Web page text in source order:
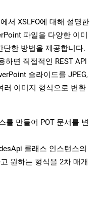
서 XSLFO에 대해 설명한
파일을 다양한 이미
단한 방법을 제공합니다.
하면 직접적인 REST API
슬라이드를 JPEG,
러 이미지 형식으로 변환
를 만들어 POT 문서를 변
클래스 인스턴스의
원하는 형식을 2차 매개